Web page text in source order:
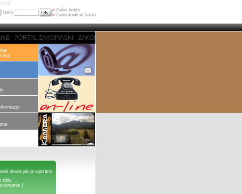
Hasło » Załóż konto
» Zapomniałem hasła
ZAKOPIASKI - ZAKOPANE
słowa jak je wpisano
słów
]